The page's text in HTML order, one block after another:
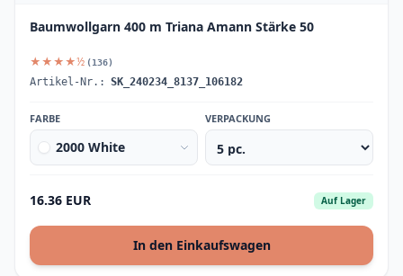
Baumwollgarn 400 m Triana Amann Stärke 50
★★★★½ (136)
Artikel-Nr.: SK_240234_8137_106182
FARBE
2000 White
VERPACKUNG
16.36 EUR Auf Lager
In den Einkaufswagen